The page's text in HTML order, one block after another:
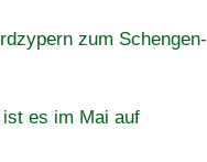
zum Schengen-
es im Mai auf